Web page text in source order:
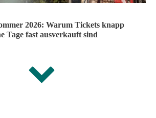
2026: Warum Tickets knapp
Tage fast ausverkauft sind